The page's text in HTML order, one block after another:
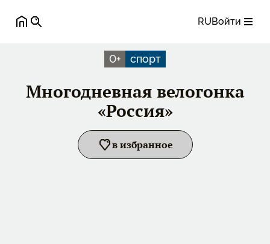
RUВойти
0+ спорт
Многодневная велогонка
«Россия»
в избранное